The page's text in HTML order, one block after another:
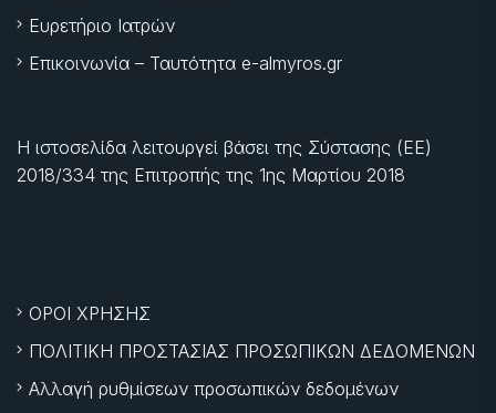
Ευρετήριο Ιατρών
Επικοινωνία – Ταυτότητα e-almyros.gr
Η ιστοσελίδα λειτουργεί βάσει της Σύστασης (ΕΕ)
2018/334 της Επιτροπής της 1ης Μαρτίου 2018
ΟΡΟΙ ΧΡΗΣΗΣ
ΠΟΛΙΤΙΚΗ ΠΡΟΣΤΑΣΙΑΣ ΠΡΟΣΩΠΙΚΩΝ ΔΕΔΟΜΕΝΩΝ
Αλλαγή ρυθμίσεων προσωπικών δεδομένων